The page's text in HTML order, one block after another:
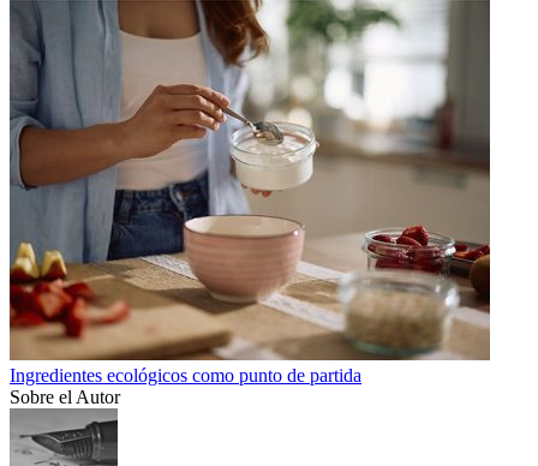
Ingredientes ecológicos como punto de partida
Sobre el Autor